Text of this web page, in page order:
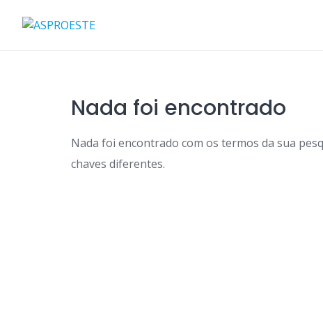
Nada foi encontrado
Nada foi encontrado com os termos da sua
chaves diferentes.